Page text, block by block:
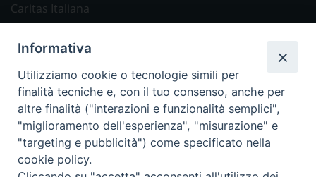
Caritas Italiana
Caritas Internationalis
TV 2000
Inblu 2000
Avvenire
Sir
Informativa
Utilizziamo cookie o tecnologie simili per
finalità tecniche e, con il tuo consenso, anche per
altre finalità ("interazioni e funzionalità semplici",
"miglioramento dell'esperienza", "misurazione" e
"targeting e pubblicità") come specificato nella
cookie policy.